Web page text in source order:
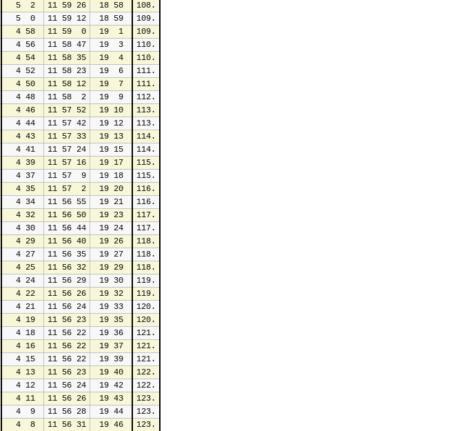
5  2 11 59 26 18 58
108.
5  0 11 59 12 18 59
109.
4 58 11 59  0 19  1
109.
4 56 11 58 47 19  3
110.
4 54 11 58 35 19  4
110.
4 52 11 58 23 19  6
111.
4 50 11 58 12 19  7
111.
4 48 11 58  2 19  9
112.
4 46 11 57 52 19 10
113.
4 44 11 57 42 19 12
113.
4 43 11 57 33 19 13
114.
4 41 11 57 24 19 15
114.
4 39 11 57 16 19 17
115.
4 37 11 57  9 19 18
115.
4 35 11 57  2 19 20
116.
4 34 11 56 55 19 21
116.
4 32 11 56 50 19 23
117.
4 30 11 56 44 19 24
117.
4 29 11 56 40 19 26
118.
4 27 11 56 35 19 27
118.
4 25 11 56 32 19 29
118.
4 24 11 56 29 19 30
119.
4 22 11 56 26 19 32
119.
4 21 11 56 24 19 33
120.
4 19 11 56 23 19 35
120.
4 18 11 56 22 19 36
121.
4 16 11 56 22 19 37
121.
4 15 11 56 22 19 39
121.
4 13 11 56 23 19 40
122.
4 12 11 56 24 19 42
122.
4 11 11 56 26 19 43
123.
4  9 11 56 28 19 44
123.
4  8 11 56 31 19 46
123.